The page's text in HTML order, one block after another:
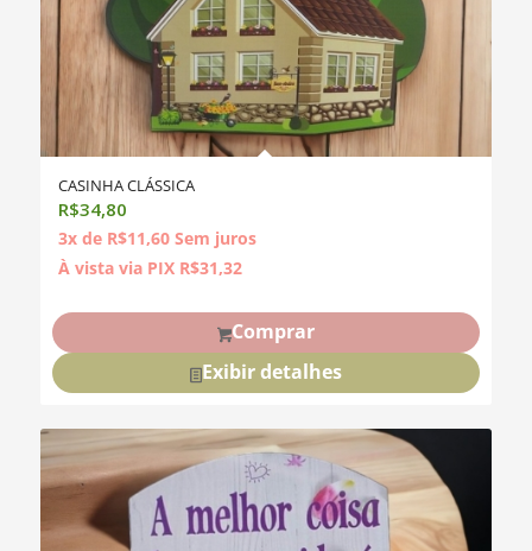
CASINHA CLÁSSICA
R$34,80
3x de R$11,60 Sem juros
À vista via PIX R$31,32
Comprar
Exibir detalhes